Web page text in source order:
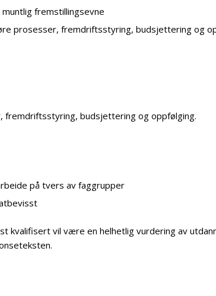
fremstillingsevne
prosesser, fremdriftsstyring, budsjettering og
fremdriftsstyring, budsjettering og oppfølging.
på tvers av faggrupper
kvalifisert vil være en helhetlig vurdering av